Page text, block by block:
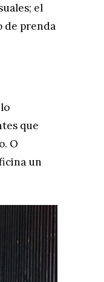
el
de prenda
que
O
un